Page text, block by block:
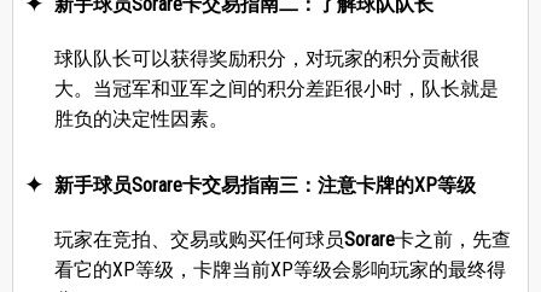
球队队长可以获得奖励积分，对玩家的积分贡献很
大。当冠军和亚军之间的积分差距很小时，队长就是
胜负的决定性因素。
新手球员Sorare卡交易指南三：注意卡牌的XP等级
玩家在竞拍、交易或购买任何球员Sorare卡之前，先查
看它的XP等级，卡牌当前XP等级会影响玩家的最终得